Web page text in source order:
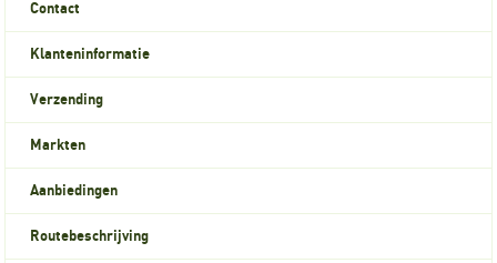
Contact
Klanteninformatie
Verzending
Markten
Aanbiedingen
Routebeschrijving